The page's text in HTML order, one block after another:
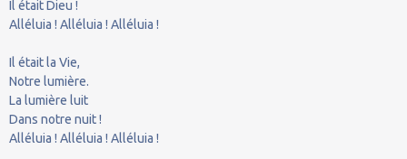
Il était Dieu !
Alléluia ! Alléluia ! Alléluia !
Il était la Vie,
Notre lumière.
La lumière luit
Dans notre nuit !
Alléluia ! Alléluia ! Alléluia !